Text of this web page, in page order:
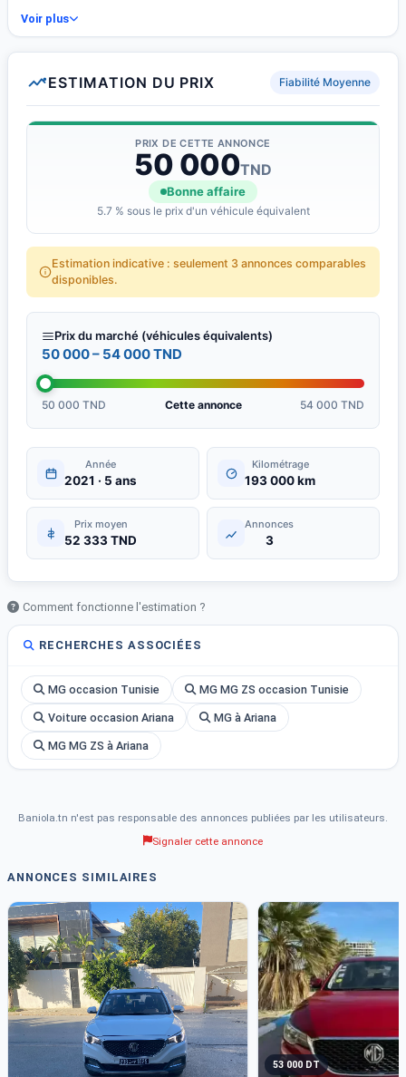
Voir plus
ESTIMATION DU PRIX Fiabilité Moyenne
PRIX DE CETTE ANNONCE
50 000TND
Bonne affaire
5.7 % sous le prix d'un véhicule équivalent
Estimation indicative : seulement 3 annonces comparables
disponibles.
Prix du marché (véhicules équivalents)
50 000 – 54 000 TND
50 000 TND Cette annonce 54 000 TND
Année
2021 · 5 ans
Kilométrage
193 000 km
Prix moyen
52 333 TND
Annonces
3
Comment fonctionne l'estimation ?
RECHERCHES ASSOCIÉES
MG occasion Tunisie MG MG ZS occasion Tunisie
Voiture occasion Ariana MG à Ariana
MG MG ZS à Ariana
Baniola.tn n'est pas responsable des annonces publiées par les utilisateurs.
Signaler cette annonce
ANNONCES SIMILAIRES
53 000 DT